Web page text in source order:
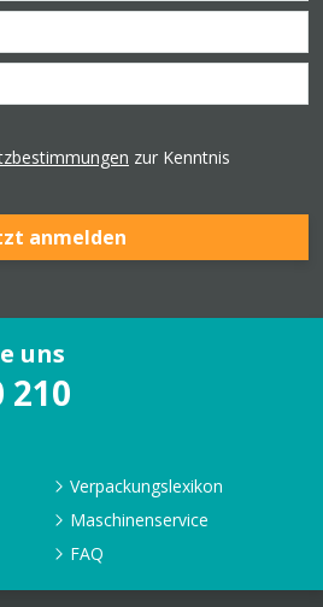
zur Kenntnis
anmelden
uns
210
Verpackungslexikon
Maschinenservice
FAQ